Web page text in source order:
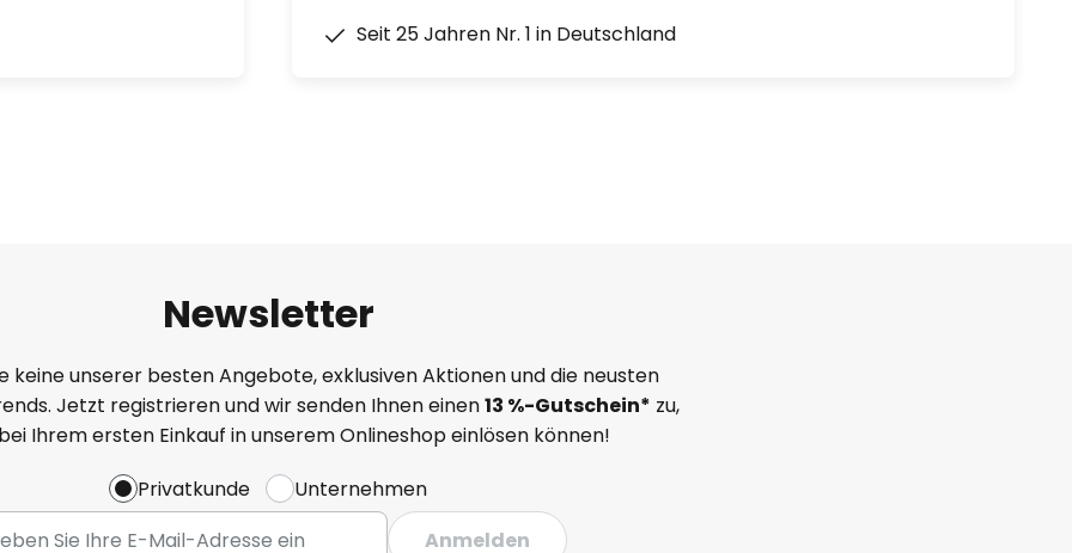
Seit 25 Jahren Nr. 1 in Deutschland
Newsletter
keine unserer besten Angebote, exklusiven Aktionen und die neusten
Jetzt registrieren und wir senden Ihnen einen13 %-Gutschein* zu,
Ihrem ersten Einkauf in unserem Onlineshop einlösen können!
Privatkunde
Unternehmen
Anmelden